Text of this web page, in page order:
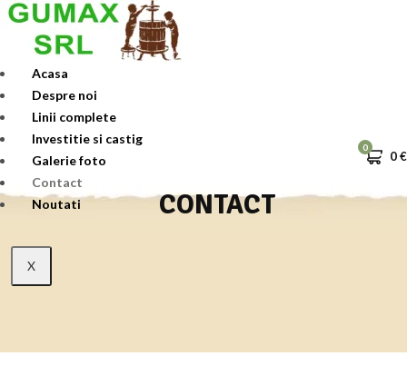
Skip
content
Acasa
Despre noi
Linii complete
Investitie si castig
Galerie foto
Contact
Noutati
X
0
0€
CONTACT